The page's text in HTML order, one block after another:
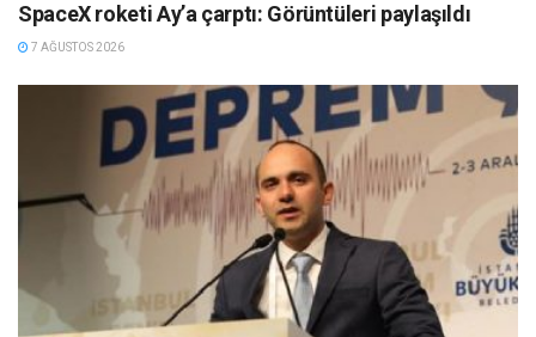
SpaceX roketi Ay’a çarptı: Görüntüleri paylaşıldı
7 AĞUSTOS 2026